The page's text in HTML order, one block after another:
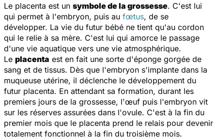
Le placenta est un symbole de la grossesse. C'est lui
qui permet à l'embryon, puis au fœtus, de se
développer. La vie du futur bébé ne tient qu'au cordon
qui le relie à sa mère. C'est lui qui amorce le passage
d'une vie aquatique vers une vie atmosphérique.
Le placenta est en fait une sorte d'éponge gorgée de
sang et de tissus. Dès que l'embryon s'implante dans la
muqueuse utérine, il déclenche le développement du
futur placenta. En attendant sa formation, durant les
premiers jours de la grossesse, l'œuf puis l'embryon vit
sur les réserves assurées dans l'ovule. C'est à la fin du
premier mois que le placenta prend le relais pour devenir
totalement fonctionnel à la fin du troisième mois.